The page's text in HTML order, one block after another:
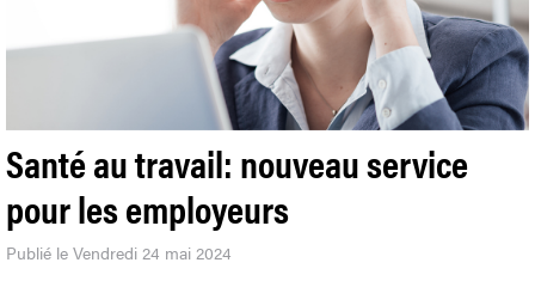
Santé au travail: nouveau service
pour les employeurs
Publié le Vendredi 24 mai 2024